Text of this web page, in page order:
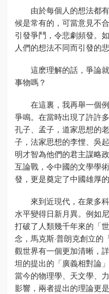
由於每個人的想法都
候是常有的，可當意見不
引發爭鬥，令悲劇頻發。
人們的想法不同而引發的悲
這麽理解的話，爭論
事物嗎？
在這裏，我再舉一個
爭鳴。在當時出現了許許
孔子、孟子，道家思想的
子，法家思想的李悝、吳
明才智為他們的君主謀略
互論戰，令中國的文學學
發，更是奠定了中國雄厚的
來到近現代，在衆多
水平變得日新月異。例如
打破了人類幾千年來的「
念，馬克斯·普朗克創立的
觀世界有一個更加清晰，
坦的提出的「廣義相對論
當今的物理學、天文學、
影響，兩者提出的理論更